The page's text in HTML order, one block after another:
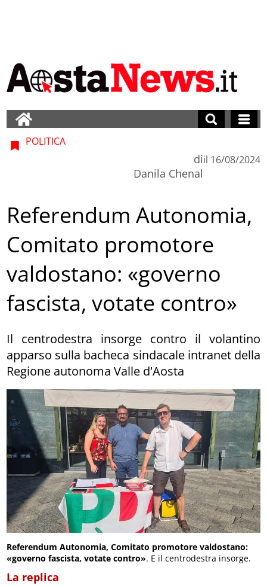
POLITICA
di
Danila Chenal
il 16/08/2024
Referendum Autonomia,
Comitato promotore
valdostano: «governo
fascista, votate contro»
Il centrodestra insorge contro il volantino
apparso sulla bacheca sindacale intranet della
Regione autonoma Valle d'Aosta
Referendum Autonomia, Comitato promotore valdostano:
«governo fascista, votate contro». E il centrodestra insorge.
La replica